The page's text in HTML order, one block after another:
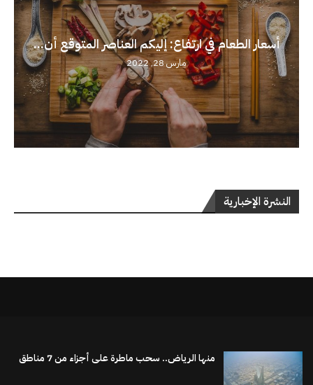
أسعار الطعام في ارتفاع: إليكم العناصر المتوقع أن...
مارس 28, 2022
النشرة الإخبارية
منها الرياض.. سحب ماطرة على أجزاء من 7 مناطق